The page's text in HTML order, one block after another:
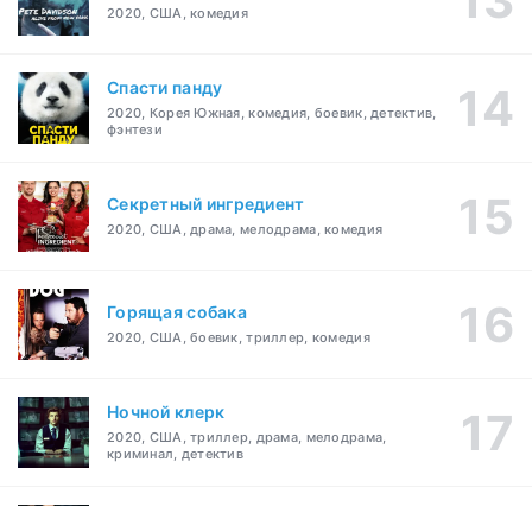
2020, США, комедия
Спасти панду
2020, Корея Южная, комедия, боевик, детектив,
фэнтези
Секретный ингредиент
2020, США, драма, мелодрама, комедия
Горящая собака
2020, США, боевик, триллер, комедия
Ночной клерк
2020, США, триллер, драма, мелодрама,
криминал, детектив